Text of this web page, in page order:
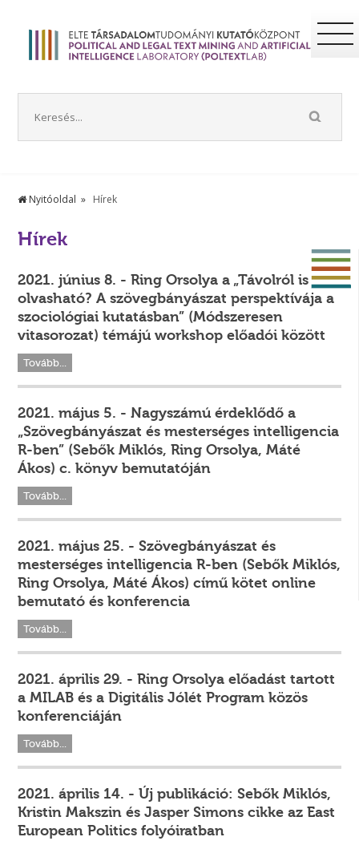
Nyitóoldal Hírek
Hírek
2021. június 8. - Ring Orsolya a „Távolról is
olvasható? A szövegbányászat perspektívája a
szociológiai kutatásban” (Módszeresen
vitasorozat) témájú workshop előadói között
Tovább...
2021. május 5. - Nagyszámú érdeklődő a
„Szövegbányászat és mesterséges intelligencia
R-ben” (Sebők Miklós, Ring Orsolya, Máté
Ákos) c. könyv bemutatóján
Tovább...
2021. május 25. - Szövegbányászat és
mesterséges intelligencia R-ben (Sebők Miklós,
Ring Orsolya, Máté Ákos) című kötet online
bemutató és konferencia
Tovább...
2021. április 29. - Ring Orsolya előadást tartott
a MILAB és a Digitális Jólét Program közös
konferenciáján
Tovább...
2021. április 14. - Új publikáció: Sebők Miklós,
Kristin Makszin és Jasper Simons cikke az East
European Politics folyóiratban